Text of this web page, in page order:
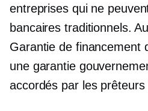
entreprises qui ne
bancaires traditionnels.
Garantie de financement
une garantie
accordés par les prêteurs